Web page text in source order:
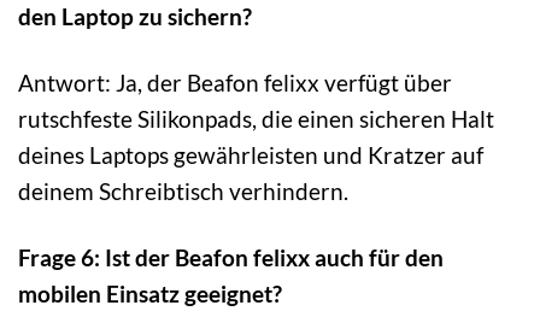
den Laptop zu sichern?
Antwort: Ja, der Beafon felixx verfügt über
rutschfeste Silikonpads, die einen sicheren Halt
deines Laptops gewährleisten und Kratzer auf
deinem Schreibtisch verhindern.
Frage 6: Ist der Beafon felixx auch für den
mobilen Einsatz geeignet?